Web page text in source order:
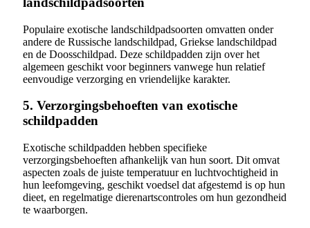
Populaire exotische landschildpadsoorten omvatten onder
andere de Russische landschildpad, Griekse landschildpad
en de Doosschildpad. Deze schildpadden zijn over het
algemeen geschikt voor beginners vanwege hun relatief
eenvoudige verzorging en vriendelijke karakter.
5. Verzorgingsbehoeften van exotische
schildpadden
Exotische schildpadden hebben specifieke
verzorgingsbehoeften afhankelijk van hun soort. Dit omvat
aspecten zoals de juiste temperatuur en luchtvochtigheid in
hun leefomgeving, geschikt voedsel dat afgestemd is op hun
dieet, en regelmatige dierenartscontroles om hun gezondheid
te waarborgen.